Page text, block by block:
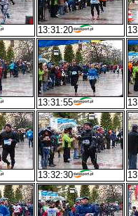
13:31:20
13:31:55
13:32:30